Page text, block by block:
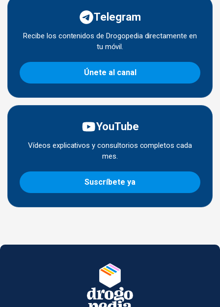
Telegram
Recibe los contenidos de Drogopedia directamente en
tu móvil.
Únete al canal
YouTube
Vídeos explicativos y consultorios completos cada
mes.
Suscríbete ya